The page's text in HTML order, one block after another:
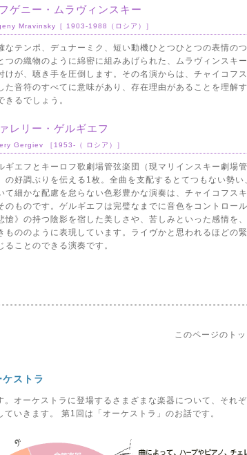
ゲニー・ムラヴィンスキー
Mravinsky［ 1903-1988（ロシア）］
なテンポ、デュナーミク、短い動機ひとつひとつの表情のつ
つの織物のように綿密に組みあげられた、ムラヴィンスキ
けが、聴き手を圧倒します。その名演からは、チャイコフ
た音符のすべてに意味があり、存在理由があることを理解
きるでしょう。
レリー・ゲルギエフ
Gergiev ［1953-（ ロシア）］
ギエフとキーロフ歌劇場管弦楽団（現マリインスキー劇場
の好調ぶりを伝える1枚。全曲を支配するとてつもない勢い
て細かな配慮を怠らない色彩豊かな演奏は、チャイコフス
のものです。ゲルギエフは完璧なまでに音色をコントロール
愴》の持つ陰影を宿した美しさや、苦しみといった感情を
もののように表現しています。ライヴかと思われるほどの
ることのできる演奏です。
このページのト
ストラ
。オーケストラに登場するさまざまな楽器について、それ
いきます。 第1回は「オーケストラ」のお話です。